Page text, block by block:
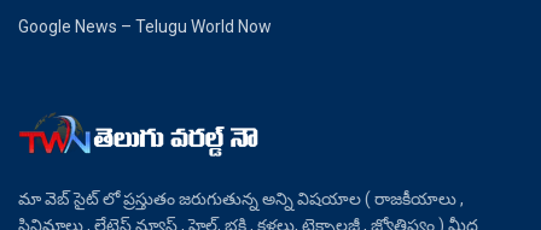
Google News – Telugu World Now
మా వెబ్ సైట్ లో ప్రస్తుతం జరుగుతున్న అన్ని విషయాల ( రాజకీయాలు ,
సినిమాలు , లేటెస్ట్ న్యూస్ , హెల్త్, భక్తి , కళలు, టెక్నాలజీ , జ్యోతిష్యం ) మీద